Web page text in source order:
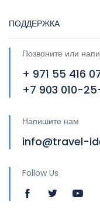
ПОДДЕРЖКА
Позвоните или
+ 971 55 416
+7 903 010-
Напишите нам
info@travel-
Follow Us